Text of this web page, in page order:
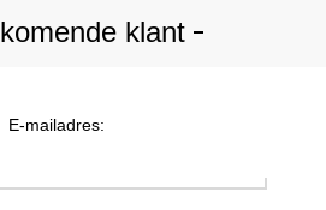
klant
E-mailadres: